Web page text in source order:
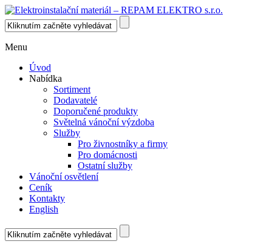
Menu
Úvod
Nabídka
Sortiment
Dodavatelé
Doporučené produkty
Světelná vánoční výzdoba
Služby
Pro živnostníky a firmy
Pro domácnosti
Ostatní služby
Vánoční osvětlení
Ceník
Kontakty
English